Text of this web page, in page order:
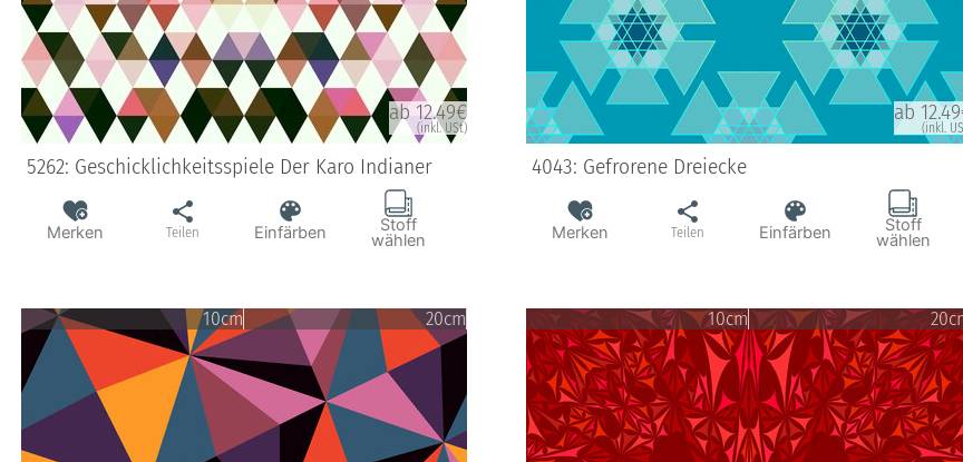
ab 12.49€
(inkl. USt)
5262: Geschicklichkeitsspiele Der Karo Indianer
Merken Teilen Einfärben Stoff
wählen
ab
(inkl.
4043: Gefrorene Dreiecke
Merken Teilen Einfärben Stoff
wählen
10cm 20cm 10cm